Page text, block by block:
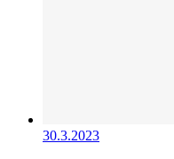
30.3.2023